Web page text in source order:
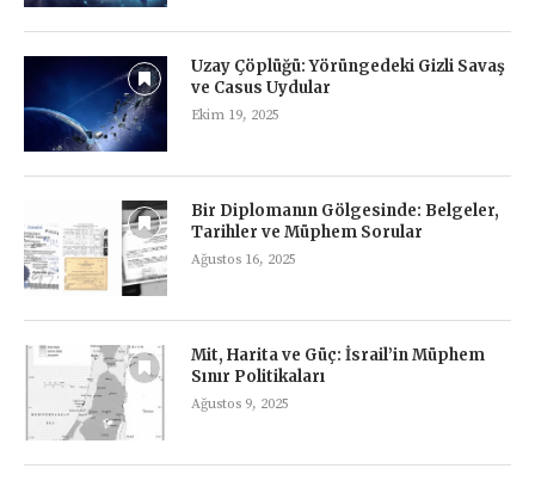
Uzay Çöplüğü: Yörüngedeki Gizli Savaş
ve Casus Uydular
Ekim 19, 2025
Bir Diplomanın Gölgesinde: Belgeler,
Tarihler ve Müphem Sorular
Ağustos 16, 2025
Mit, Harita ve Güç: İsrail’in Müphem
Sınır Politikaları
Ağustos 9, 2025